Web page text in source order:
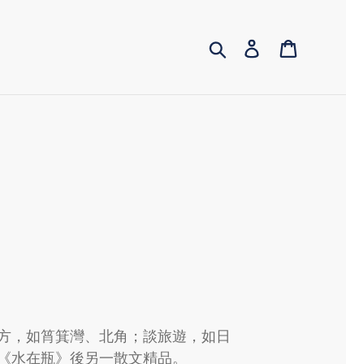
提交 Log in
，如筲箕灣、北角；談旅遊，如日
在瓶》後另一散文精品。